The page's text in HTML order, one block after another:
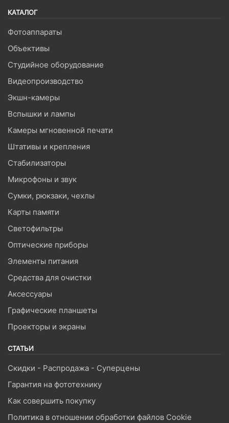
КАТАЛОГ
Фотоаппараты
Объективы
Студийное оборудование
Видеопроизводство
Экшн-камеры
Вспышки и лампы
Камеры мгновенной печати
Штативы и крепления
Стабилизаторы
Микрофоны и звук
Сумки, рюкзаки, чехлы
Карты памяти
Светофильтры
Оптические приборы
Элементы питания
Средства для очистки
Аксессуары
Графические планшеты
Проекторы и экраны
СТАТЬИ
Скидки - Распродажа - Суперцены
Гарантия на фототехнику
Как совершить покупку
Политика в отношении обработки файлов Cookie